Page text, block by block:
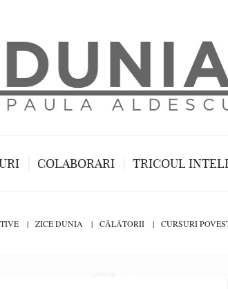
COLABORARI TRICOUL
ZICE DUNIA CĂLĂTORII CURSURI